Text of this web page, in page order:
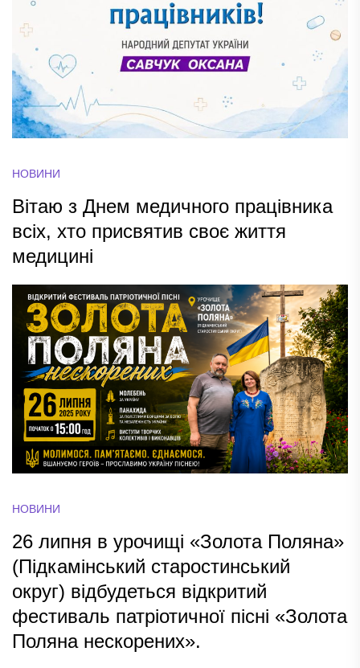
НОВИНИ
Вітаю з Днем медичного працівника
всіх, хто присвятив своє життя
медицині
НОВИНИ
26 липня в урочищі «Золота Поляна»
(Підкамінський старостинський
округ) відбудеться відкритий
фестиваль патріотичної пісні «Золота
Поляна нескорених».